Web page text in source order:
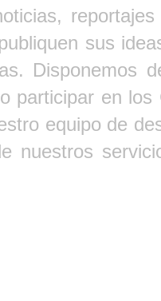
sus
Disponemos
participar en
equipo de
nuestros